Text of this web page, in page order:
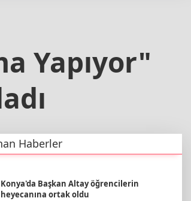
Yapıyor"
Haberler
Konya'da Başkan Altay öğrencilerin
heyecanına ortak oldu